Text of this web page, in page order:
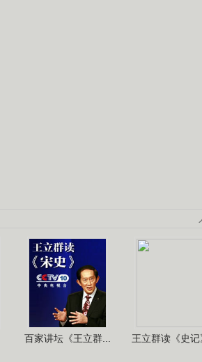
百家讲坛《王立群... 王立群读《史